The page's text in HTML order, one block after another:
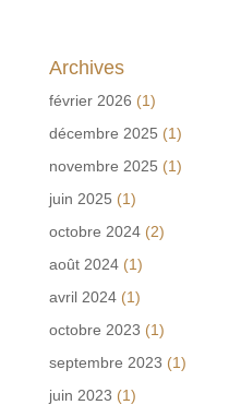
Archives
février 2026 (1)
décembre 2025 (1)
novembre 2025 (1)
juin 2025 (1)
octobre 2024(2)
août 2024(1)
avril 2024(1)
octobre 2023 (1)
septembre 2023 (1)
juin 2023 (1)